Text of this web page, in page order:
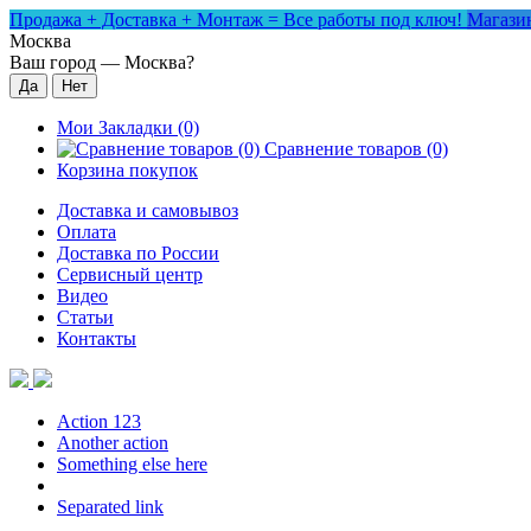
Продажа + Доставка + Монтаж = Все работы под ключ!
Москва
Ваш город — Москва?
Мои Закладки (0)
Сравнение товаров (0)
Корзина покупок
Доставка и самовывоз
Оплата
Доставка по России
Сервисный центр
Видео
Статьи
Контакты
Action 123
Another action
Something else here
Separated link